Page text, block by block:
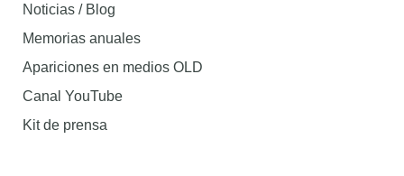
Noticias / Blog
Memorias anuales
Apariciones en medios OLD
Canal YouTube
Kit de prensa